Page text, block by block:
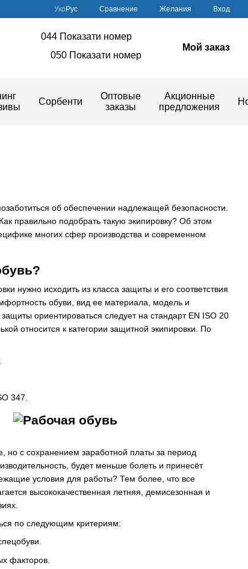
Укр Рус Сравнение Желания Вход
044 Показати номер
050 Показати номер
Мой заказ
Сорбенти
Оптовые
заказы
Акционные
предложения
об обеспечении надлежащей безопасности.
правильно подобрать такую экипировку? Об этом
многих сфер производства и современном
нужно исходить из класса защиты и его соответствия
обуви, вид ее материала, модель и
ориентироваться следует на стандарт EN ISO 20
относится к категории защитной экипировки. По
347.
но с сохранением заработной платы за период
будет меньше болеть и принесёт
условия для работы? Тем более, что все
высококачественная летняя, демисезонная и
по следующим критериям:
факторов.